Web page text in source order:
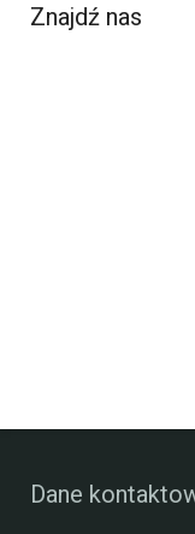
Znajdź nas
Dane